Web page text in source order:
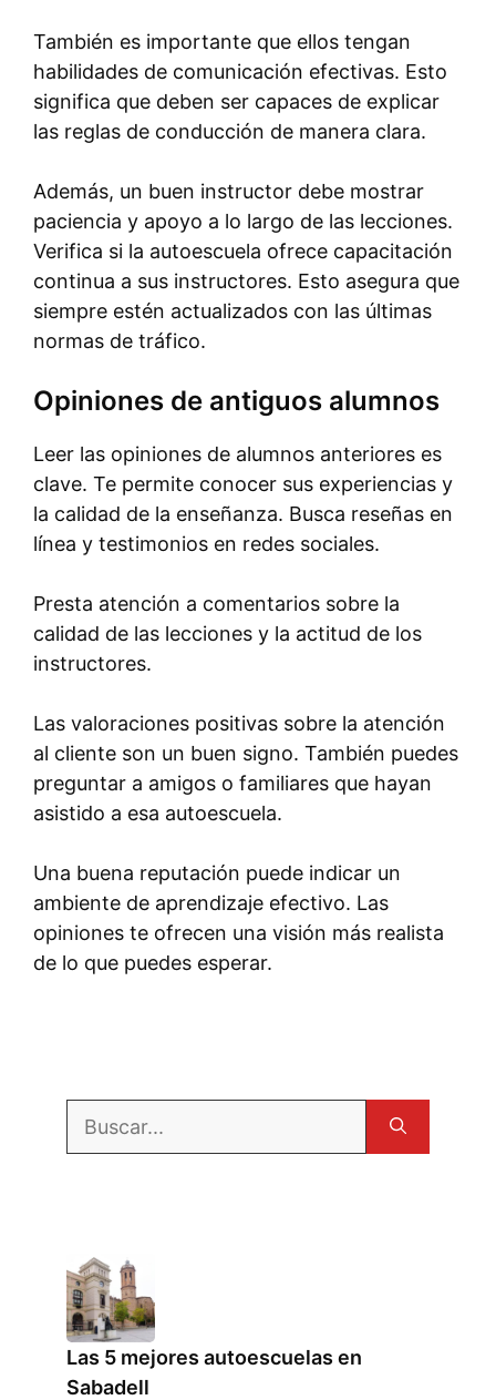
También es importante que ellos tengan
habilidades de comunicación efectivas. Esto
significa que deben ser capaces de explicar
las reglas de conducción de manera clara.
Además, un buen instructor debe mostrar
paciencia y apoyo a lo largo de las lecciones.
Verifica si la autoescuela ofrece capacitación
continua a sus instructores. Esto asegura que
siempre estén actualizados con las últimas
normas de tráfico.
Opiniones de antiguos alumnos
Leer las opiniones de alumnos anteriores es
clave. Te permite conocer sus experiencias y
la calidad de la enseñanza. Busca reseñas en
línea y testimonios en redes sociales.
Presta atención a comentarios sobre la
calidad de las lecciones y la actitud de los
instructores.
Las valoraciones positivas sobre la atención
al cliente son un buen signo. También puedes
preguntar a amigos o familiares que hayan
asistido a esa autoescuela.
Una buena reputación puede indicar un
ambiente de aprendizaje efectivo. Las
opiniones te ofrecen una visión más realista
de lo que puedes esperar.
Las 5 mejores autoescuelas en
Sabadell